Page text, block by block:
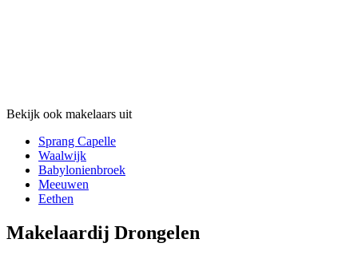
Bekijk ook makelaars uit
Sprang Capelle
Waalwijk
Babylonienbroek
Meeuwen
Eethen
Makelaardij Drongelen